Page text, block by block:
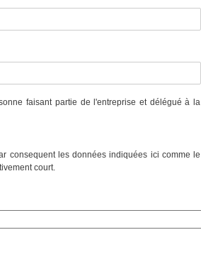
faisant partie de l'entreprise et délégué à la
consequent les données indiquées ici comme le
court.